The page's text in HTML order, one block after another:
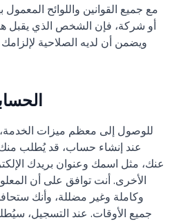
مع جميع القوانين واللوائح المعمول
أو شركة، فإن الشخص الذي يقبل
ويضمن أن لديه الصلاحية
3.
للوصول إلى معظم ميزات
عند إنشاء حساب، قد يُطلب منك
عنك، مثل اسمك وعنوان بريدك
الأخرى. أنت توافق على أن
وكاملة وغير مضللة، وأنك
جميع الأوقات. عند التسجيل،